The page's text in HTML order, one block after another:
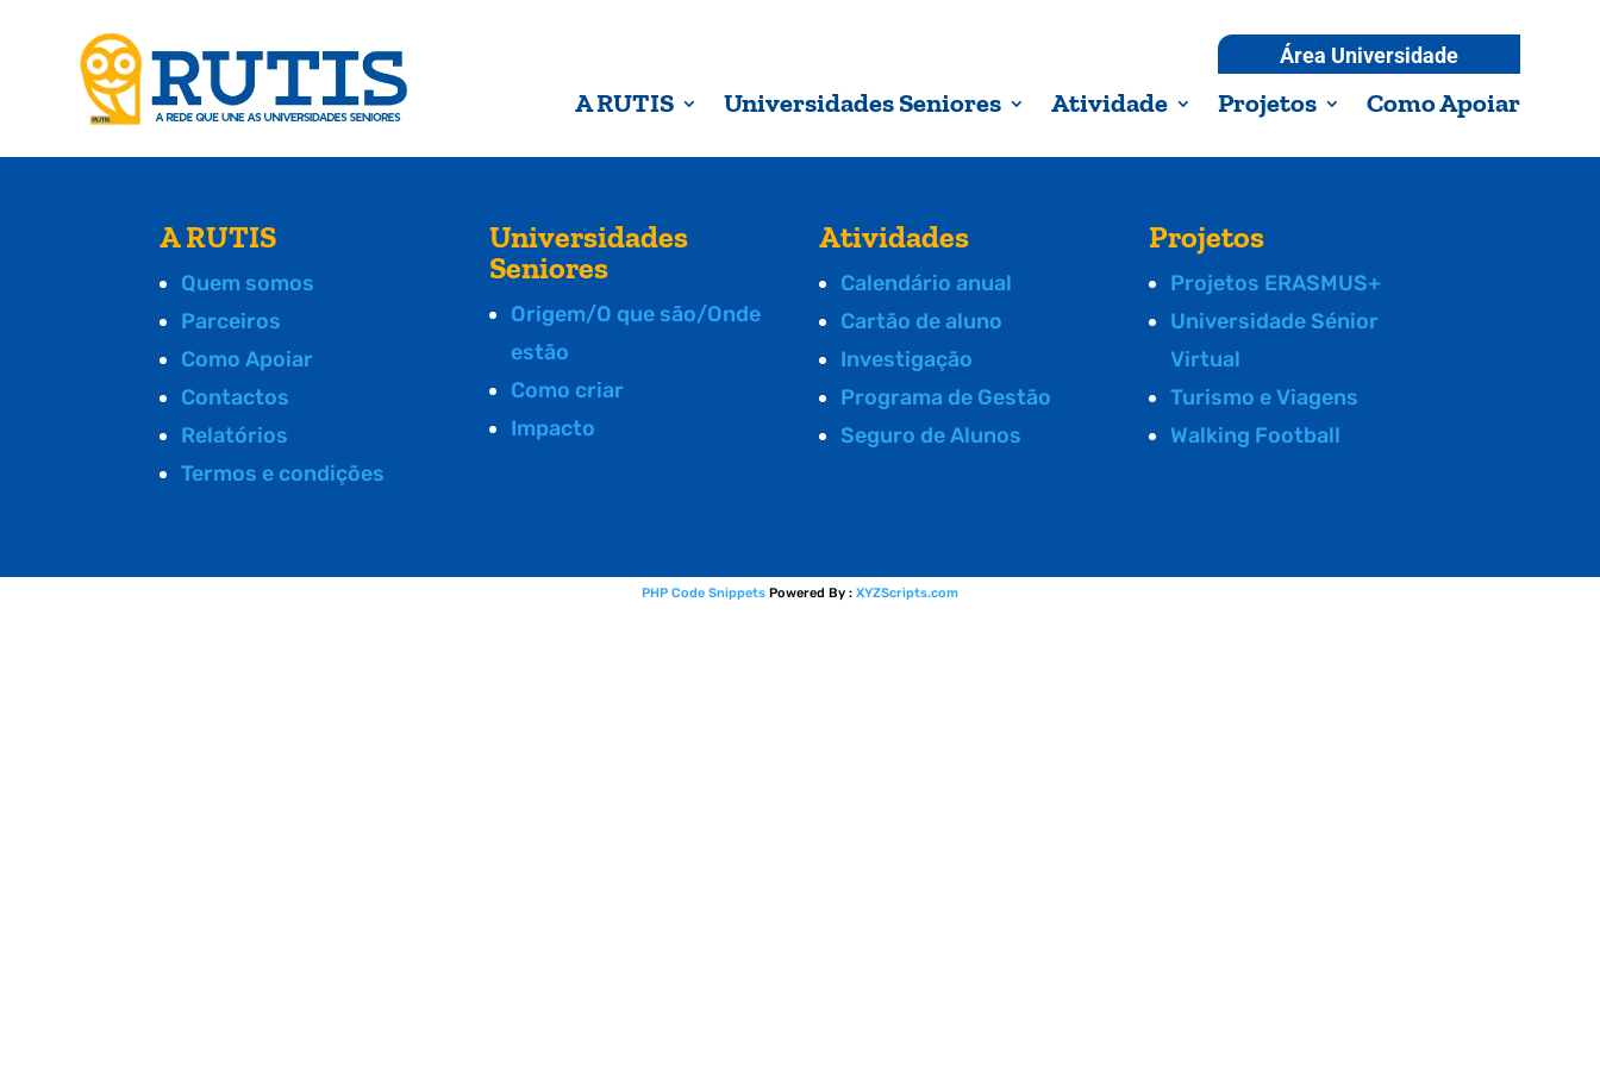
Área Universidade
A RUTIS Universidades Seniores Atividade Projetos Como Apoiar
A RUTIS
Quem somos
Parceiros
Como Apoiar
Contactos
Relatórios
Termos e condições
Universidades
Seniores
Origem/O que são/Onde
estão
Como criar
Impacto
Atividades
Calendário anual
Cartão de aluno
Investigação
Programa de Gestão
Seguro de Alunos
Projetos
Projetos ERASMUS+
Universidade Sénior
Virtual
Turismo e Viagens
Walking Football
PHP Code Snippets Powered By : XYZScripts.com